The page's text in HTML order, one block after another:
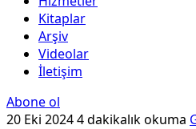
Kitaplar
Arşiv
Videolar
İletişim
Abone ol
20 Eki 20244 dakikalık okuma